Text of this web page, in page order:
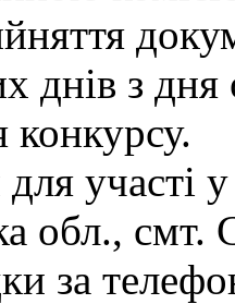
днів з
конкурсу.
участі
обл.,
за